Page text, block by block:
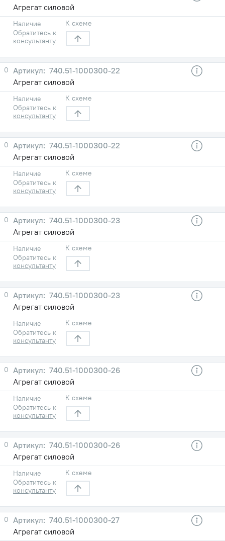
Агрегат силовой
Наличие
Обратитесь к
консультанту
К схеме
0
740.51-1000300-22
Агрегат силовой
Наличие
Обратитесь к
консультанту
К схеме
0
740.51-1000300-22
Агрегат силовой
Наличие
Обратитесь к
консультанту
К схеме
0
740.51-1000300-23
Агрегат силовой
Наличие
Обратитесь к
консультанту
К схеме
0
740.51-1000300-23
Агрегат силовой
Наличие
Обратитесь к
консультанту
К схеме
0
740.51-1000300-26
Агрегат силовой
Наличие
Обратитесь к
консультанту
К схеме
0
740.51-1000300-26
Агрегат силовой
Наличие
Обратитесь к
консультанту
К схеме
0
740.51-1000300-27
Агрегат силовой